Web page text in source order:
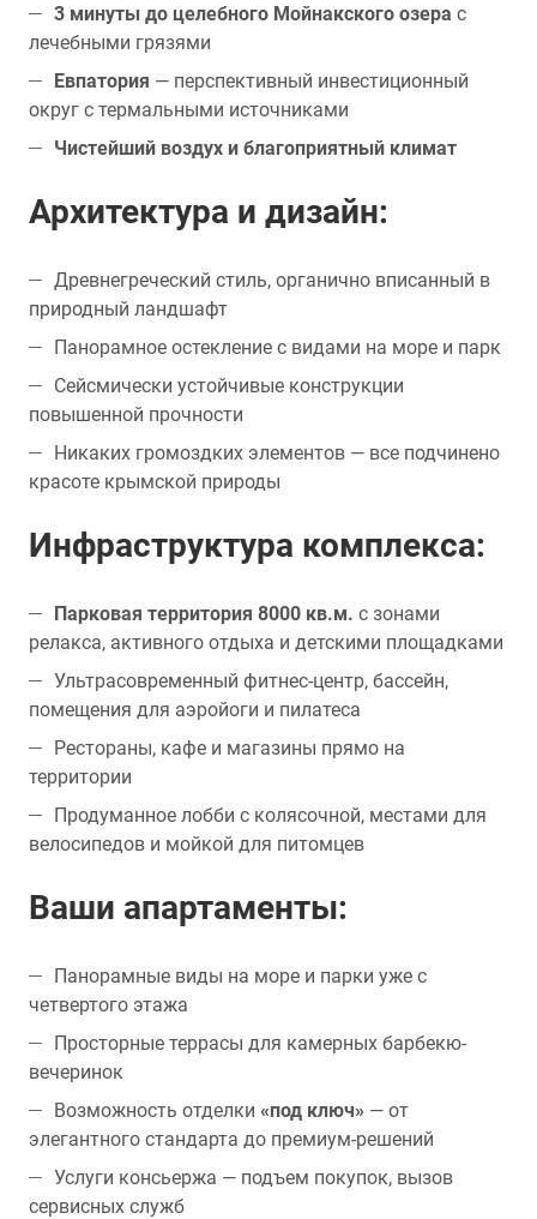
3 минуты до целебного Мойнакского озера с
лечебными грязями
Евпатория — перспективный инвестиционный
округ с термальными источниками
Чистейший воздух и благоприятный климат
Архитектура и дизайн:
Древнегреческий стиль, органично вписанный в
природный ландшафт
Панорамное остекление с видами на море и парк
Сейсмически устойчивые конструкции
повышенной прочности
Никаких громоздких элементов — все подчинено
красоте крымской природы
Инфраструктура комплекса:
Парковая территория 8000 кв.м. с зонами
релакса, активного отдыха и детскими площадками
Ультрасовременный фитнес-центр, бассейн,
помещения для аэройоги и пилатеса
Рестораны, кафе и магазины прямо на
территории
Продуманное лобби с колясочной, местами для
велосипедов и мойкой для питомцев
Ваши апартаменты:
Панорамные виды на море и парки уже с
четвертого этажа
Просторные террасы для камерных барбекю-
вечеринок
Возможность отделки «под ключ» — от
элегантного стандарта до премиум-решений
Услуги консьержа — подъем покупок, вызов
сервисных служб